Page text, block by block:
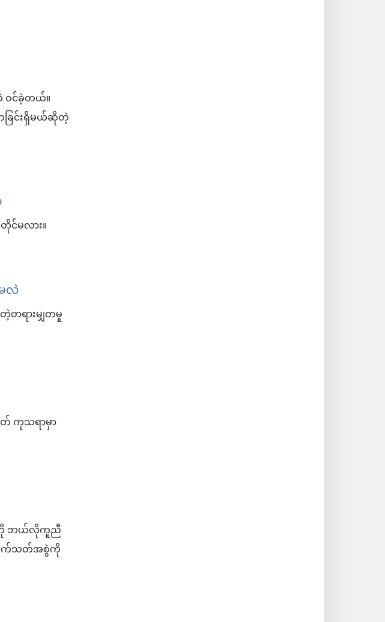
ဝင်ခဲ့တယ်။
ခြင်းရှိမယ်ဆိုတဲ့
င်မလား။
လဲ
ရားမျှတမှု
တ် ကုသရာမှာ
ကို ဘယ်လိုကူညီ
ဖက်သတ်အစွဲကို